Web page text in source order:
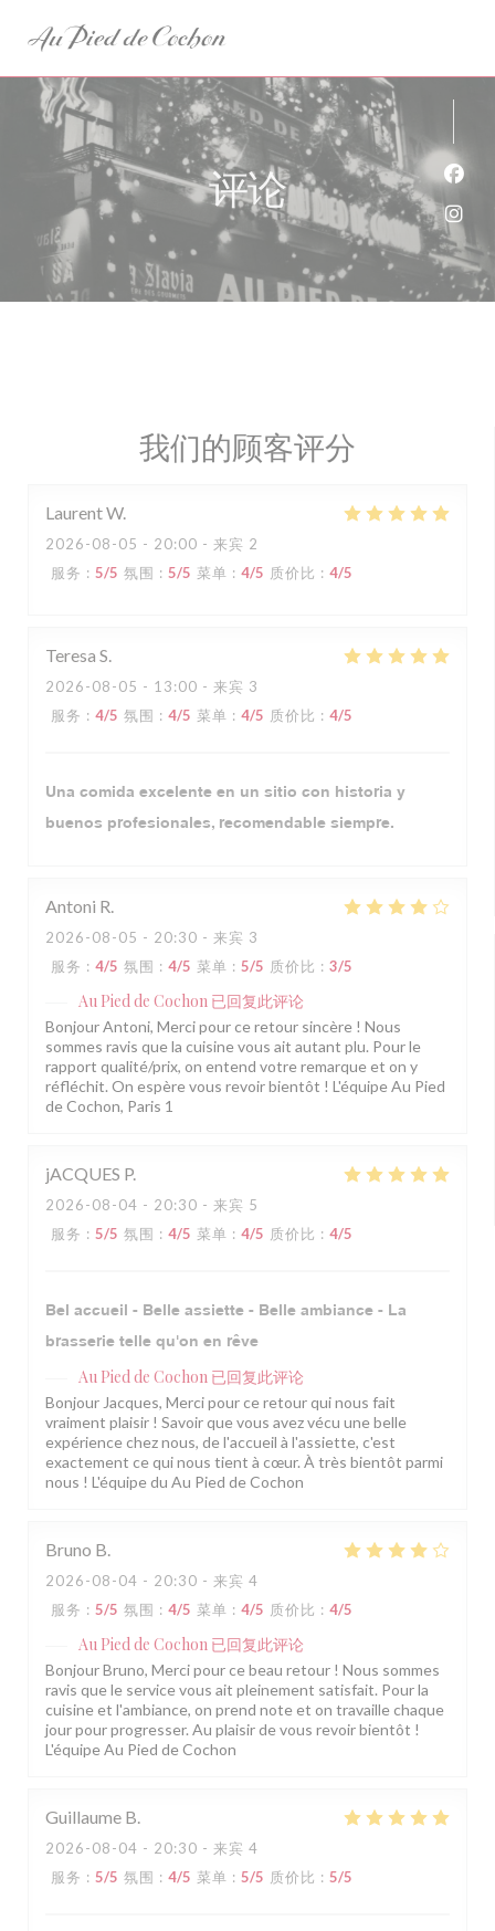
评论
我们的顾客评分
LaurentW
2026-08-05 - 20:00 - 来宾 2
服务 : 5/5 氛围 : 5/5 菜单 : 4/5 质价比 : 4/5
Teresa S
2026-08-05 - 13:00 - 来宾 3
服务 : 4/5 氛围 : 4/5 菜单 : 4/5 质价比 : 4/5
Una comida excelente en un sitio con historia y
buenos profesionales, recomendable siempre.
Antoni R
2026-08-05 - 20:30 - 来宾 3
服务 : 4/5 氛围 : 4/5 菜单 : 5/5 质价比 : 3/5
Au Pied de Cochon 已回复此评论
Bonjour Antoni, Merci pour ce retour sincère ! Nous
sommes ravis que la cuisine vous ait autant plu. Pour le
rapport qualité/prix, on entend votre remarque et on y
réfléchit. On espère vous revoir bientôt ! L'équipe Au Pied
de Cochon, Paris 1
jACQUES P
2026-08-04 - 20:30 - 来宾 5
服务 : 5/5 氛围 : 4/5 菜单 : 4/5 质价比 : 4/5
Bel accueil - Belle assiette - Belle ambiance - La
brasserie telle qu'on en rêve
Au Pied de Cochon 已回复此评论
Bonjour Jacques, Merci pour ce retour qui nous fait
vraiment plaisir ! Savoir que vous avez vécu une belle
expérience chez nous, de l'accueil à l'assiette, c'est
exactement ce qui nous tient à cœur. À très bientôt parmi
nous ! L'équipe du Au Pied de Cochon
Bruno B
2026-08-04 - 20:30 - 来宾 4
服务 : 5/5 氛围 : 4/5 菜单 : 4/5 质价比 : 4/5
Au Pied de Cochon 已回复此评论
Bonjour Bruno, Merci pour ce beau retour ! Nous sommes
ravis que le service vous ait pleinement satisfait. Pour la
cuisine et l'ambiance, on prend note et on travaille chaque
jour pour progresser. Au plaisir de vous revoir bientôt !
L'équipe Au Pied de Cochon
Guillaume B
2026-08-04 - 20:30 - 来宾 4
服务 : 5/5 氛围 : 4/5 菜单 : 5/5 质价比 : 5/5